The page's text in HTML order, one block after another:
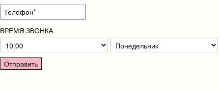
ВРЕМЯ ЗВОНКА
Отправить